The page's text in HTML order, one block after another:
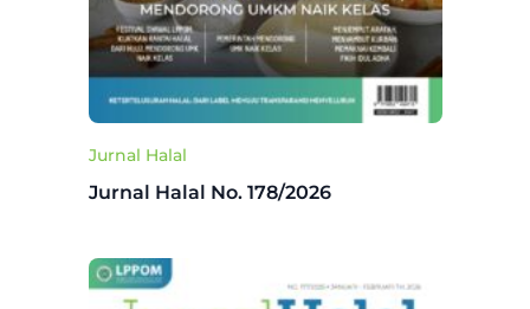
Jurnal Halal
Jurnal Halal No. 178/2026